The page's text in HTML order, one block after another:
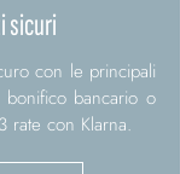
sicuri
con le principali
bancario o
rate con Klarna.